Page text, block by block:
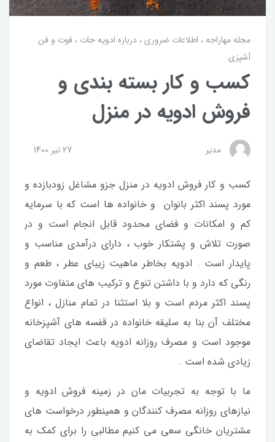
مجله مهاراجه اطلاعات ضروری درباره ادویه جات فوت و فن
آشپزی
کسب و کار بسته بندی و
فروش ادویه در منزل
مدیر 27 تير 1400
کسب و کار فروش ادویه در منزل جزو مشاغل زودبازده و
مورد پسند اکثر بانوان و خانواده ها است که با سرمایه
کم و امکانات و فضای محدود قابل انجام است و در
صورت تلاش و پشتکار خوب ، دارای درآمدی مناسب و
پایدار است . ادویه بخاطر ماهیت زیبای عطر ، طعم و
رنگی که دارد و با داشتن تنوع و ترکیب های متفاوت مورد
پسند اکثر مردم است و بلا استثنا در تمام منازل ، انواع
مختلف آن بنا به سلیقه خانواده در قفسه های آشپزخانه
موجود است و مصرف روزانه ادویه باعث ایجاد تقاضای
زیادی شده است .
ما با توجه به تجربیات مان در زمینه فروش ادویه و
نیازهای روزانه مصرف کنندگان و همینطور درخواست های
مشتریان خانگی سعی می کنیم مطالبی را برای کمک به